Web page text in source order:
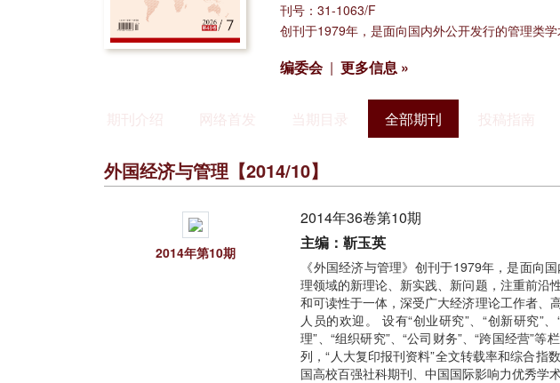
刊号：31-1063/F
创刊于1979年，是面向国内外公开发行的管理类学
编委会| 更多信息 »
期刊介绍 网络首发 当期目录 全部期刊 投稿指南
外国经济与管理 【2014/10】
2014年第10期
2014年36卷第10期
主编：靳玉英
《外国经济与管理》创刊于1979年，是面向
理领域的新理论、新实践、新问题，注重前沿
和可读性于一体，深受广大经济理论工作者、
人员的欢迎。 设有“创业研究”、“创新研究”
理”、“组织研究”、“公司财务”、“跨国经营”
列，“人大复印报刊资料”全文转载率和综合指
国高校百强社科期刊、中国国际影响力优秀学术